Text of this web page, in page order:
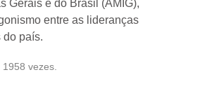
Gerais e do Brasil (AMIG),
entre as lideranças
do país.
vezes.